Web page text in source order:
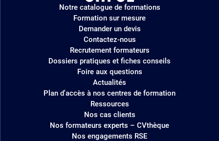
site
Notre catalogue de formations
Formation sur mesure
Demander un devis
Contactez-nous
Recrutement formateurs
Dossiers pratiques et fiches conseils
Foire aux questions
Actualités
Plan d'accès à nos centres de formation
Ressources
Nos cas clients
Nos formateurs experts – CVthèque
Nos engagements RSE